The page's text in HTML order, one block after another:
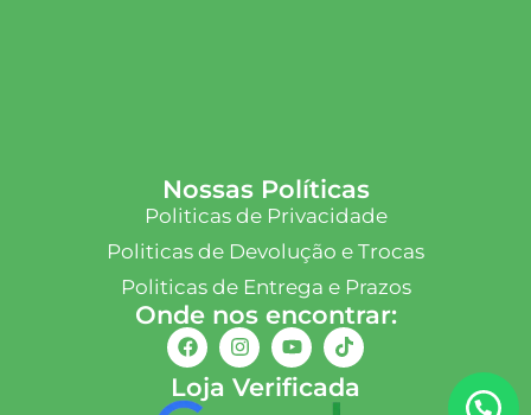
Nossas Políticas
Politicas de Privacidade
Politicas de Devolução e Trocas
Politicas de Entrega e Prazos
Onde nos encontrar:
Loja Verificada